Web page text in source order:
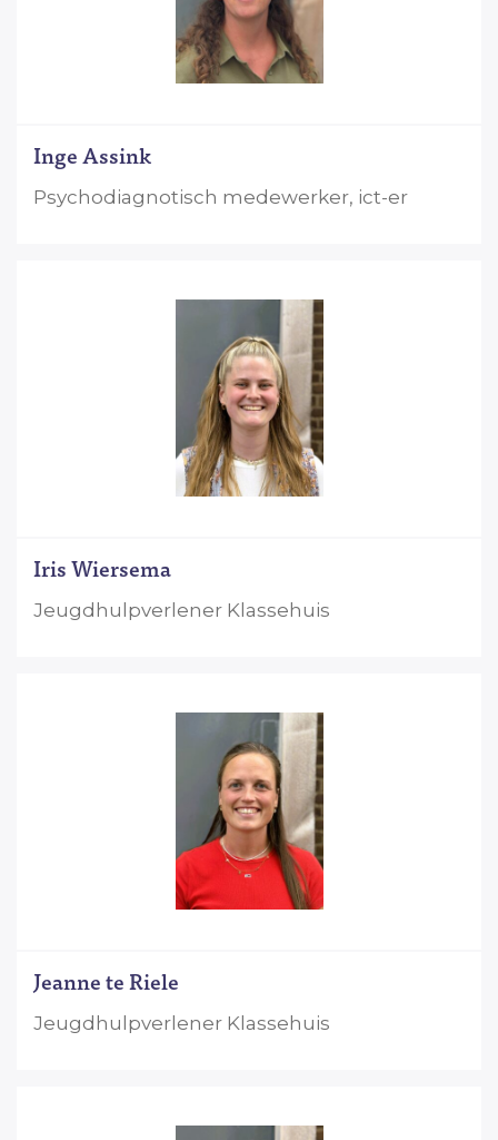
Inge Assink
Psychodiagnotisch medewerker, ict-er
Iris Wiersema
Jeugdhulpverlener Klassehuis
Jeanne te Riele
Jeugdhulpverlener Klassehuis